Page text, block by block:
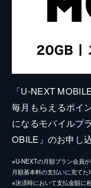
「U-NEXT
毎月もらえるポイ
になるモバイルプ
OBILE」のお申し
※U-NEXTの月額プラン会員
月額基本料の支払いに充てた
※決済時において支払金額に